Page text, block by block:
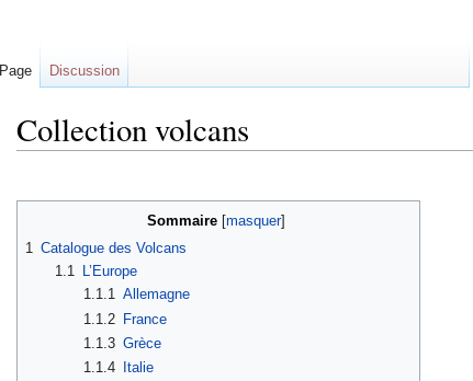
Collection volcans
Sommaire masquer]
1 Catalogue des Volcans
1.1
L’Europe
1.1.1 Allemagne
1.1.2 France
1.1.3 Grèce
1.1.4
Italie
Page Discussion